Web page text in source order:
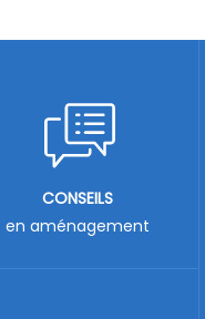
CONSEILS
en aménagement